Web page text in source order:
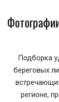
Подборка
береговых
регионе,